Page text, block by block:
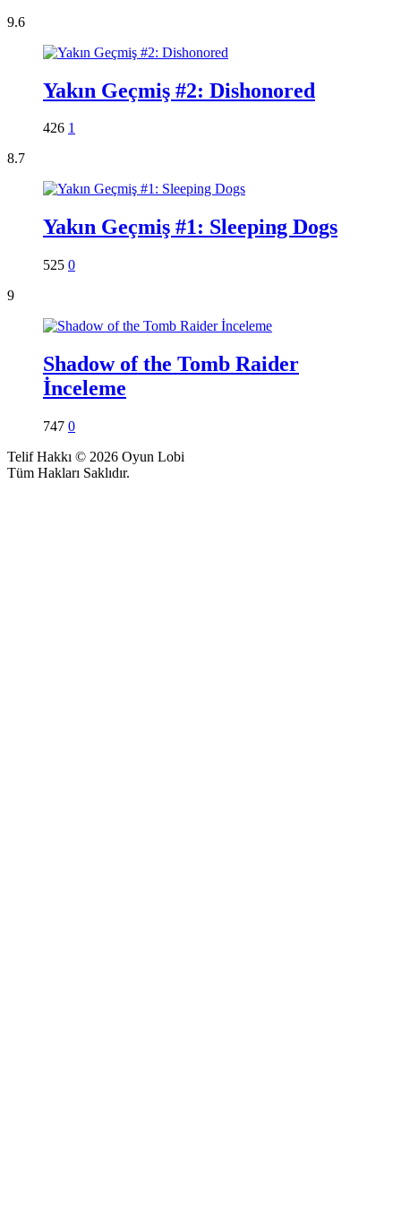
9.6
Yakın Geçmiş #2: Dishonored
426 1
8.7
Yakın Geçmiş #1: Sleeping Dogs
525 0
9
Shadow of the Tomb Raider
İnceleme
747 0
Telif Hakkı © 2026 Oyun Lobi
Tüm Hakları Saklıdır.